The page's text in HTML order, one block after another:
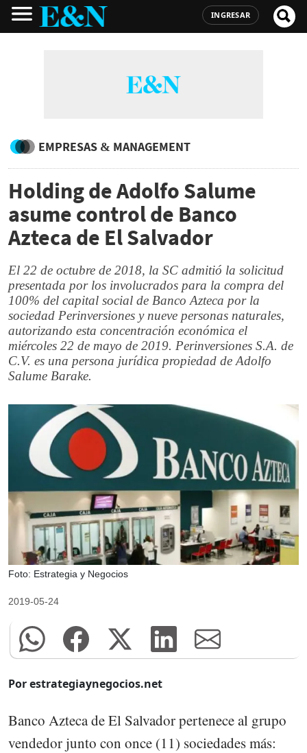
INGRESAR
EMPRESAS & MANAGEMENT
Holding de Adolfo Salume
asume control de Banco
Azteca de El Salvador
El 22 de octubre de 2018, la SC admitió la solicitud
presentada por los involucrados para la compra del
100% del capital social de Banco Azteca por la
sociedad Perinversiones y nueve personas naturales,
autorizando esta concentración económica el
miércoles 22 de mayo de 2019. Perinversiones S.A. de
C.V. es una persona jurídica propiedad de Adolfo
Salume Barake.
Foto: Estrategia y Negocios
2019-05-24
Por estrategiaynegocios.net
Banco Azteca de El Salvador pertenece al grupo
vendedor junto con once (11) sociedades más: